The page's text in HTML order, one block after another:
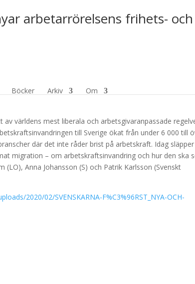
arbetarrörelsens frihets-
Böcker Arkiv Om
världens mest liberala och arbetsgivaranpassade
till Sverige ökat från under 6 000 till
där det inte råder brist på arbetskraft. Idag släpper
migration – om arbetskraftsinvandring och hur den ska
Anna Johansson (S) och Patrik Karlsson (Svenskt
2020/02/SVENSKARNA-F%C3%96RST_NYA-OCH-